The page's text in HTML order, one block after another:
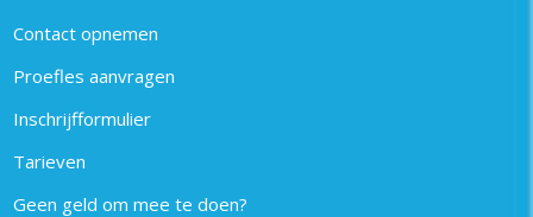
Contact opnemen
Proefles aanvragen
Inschrijfformulier
Tarieven
Geen geld om mee te doen?